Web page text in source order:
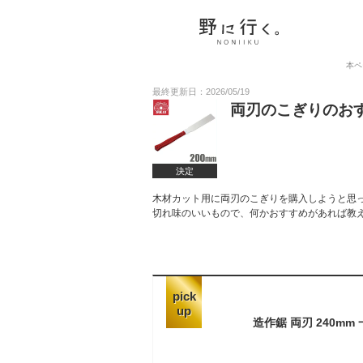
本
最終更新日：2026/05/19
決定
両刃のこぎりのお
木材カット用に両刃のこぎりを購入しようと
切れ味のいいもので、何かおすすめがあれば教
pick
up